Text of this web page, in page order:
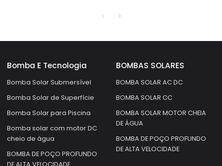
solar
Bomba E Tecnologia
Bomba Solar Submersível
Bomba Solar de Superfície
Bomba Solar para Piscina
Bomba solar com motor DC
cheio de água
BOMBA DE POÇO PROFUNDO
BOMBAS SOLARES
BOMBA SOLAR AC DC
BOMBA SOLAR CC
BOMBA SOLAR MOTOR CHEIA
DE ÁGUA
BOMBA DE POÇO PROFUNDO
DE ALTA VELOCIDADE